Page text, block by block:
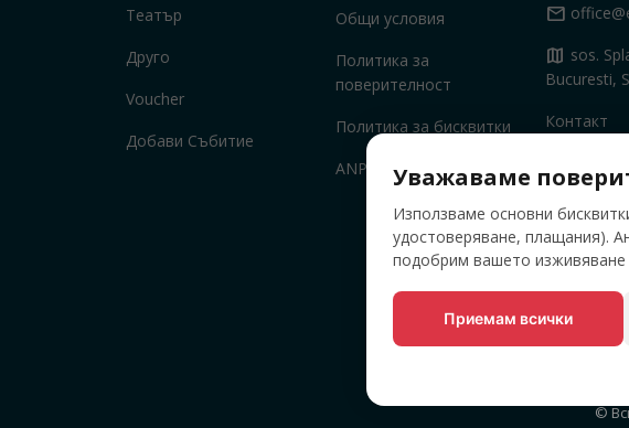
Театър
Друго
Voucher
Добави Събитие
Общи условия
Политика за
поверителност
Политика за бисквитки
ANPC
mail
map sos.
Bucuresti,
Контакт
©
Уважаваме
Използваме основни
удостоверяване, плащания).
подобрим вашето изживяване
Приемам всички